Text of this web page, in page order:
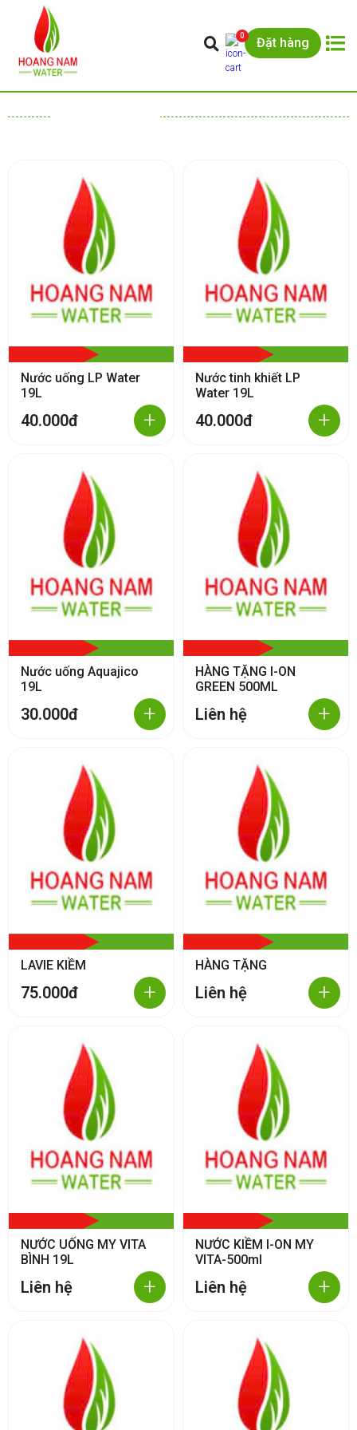
0 Đặt hàng
Nước uống LP Water
19L
40.000đ +
Nước tinh khiết LP
Water 19L
40.000đ +
Nước uống Aquajico
19L
30.000đ +
HÀNG TẶNG I-ON
GREEN 500ML
Liên hệ +
LAVIE KIỀM
75.000đ +
HÀNG TẶNG
Liên hệ +
NƯỚC UỐNG MY VITA
BÌNH 19L
Liên hệ +
NƯỚC KIỀM I-ON MY
VITA-500ml
Liên hệ +